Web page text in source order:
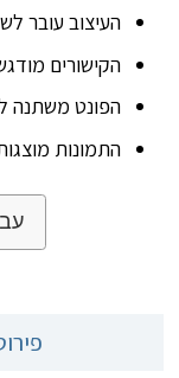
העיצוב עובר
הקישורים
הפונט משתנה
התמונות